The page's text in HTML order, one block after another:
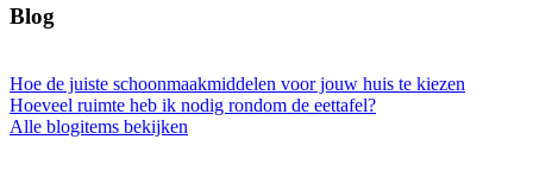
Blog
Hoe de juiste schoonmaakmiddelen voor jouw huis te kiezen
Hoeveel ruimte heb ik nodig rondom de eettafel?
Alle blogitems bekijken